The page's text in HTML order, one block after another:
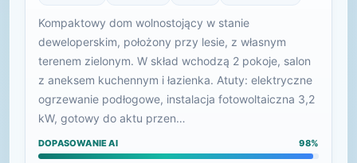
Kompaktowy dom wolnostojący w stanie
deweloperskim, położony przy lesie, z własnym
terenem zielonym. W skład wchodzą 2 pokoje, salon
z aneksem kuchennym i łazienka. Atuty: elektryczne
ogrzewanie podłogowe, instalacja fotowoltaiczna 3,2
kW, gotowy do aktu przen…
DOPASOWANIE AI 98%